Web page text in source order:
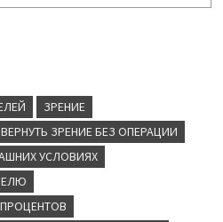
ЗРЕНИЕ
ЗРЕНИЕ БЕЗ ОПЕРАЦИИ
УСЛОВИЯХ
ПРОЦЕНТОВ